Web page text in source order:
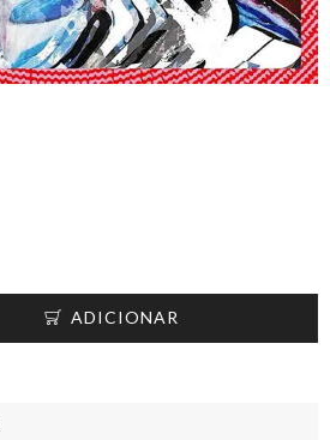
ADICIONAR